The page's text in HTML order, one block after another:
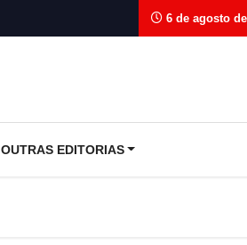
6 de agosto
OUTRAS EDITORIAS